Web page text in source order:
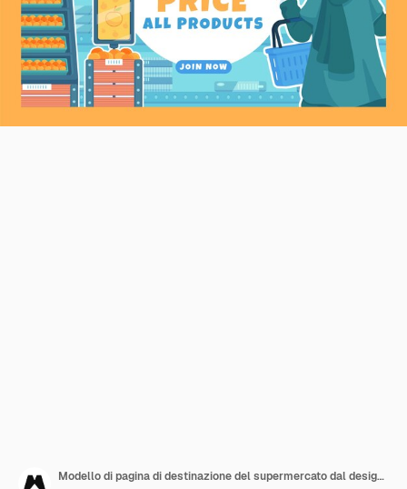
Modello di pagina di destinazione del supermercato dal design piatto